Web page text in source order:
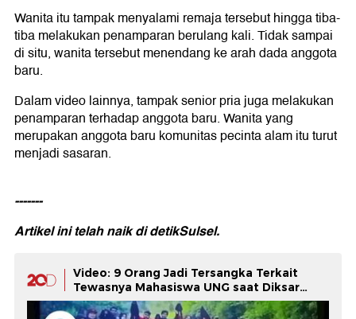
Wanita itu tampak menyalami remaja tersebut hingga tiba-
tiba melakukan penamparan berulang kali. Tidak sampai
di situ, wanita tersebut menendang ke arah dada anggota
baru.
Dalam video lainnya, tampak senior pria juga melakukan
penamparan terhadap anggota baru. Wanita yang
merupakan anggota baru komunitas pecinta alam itu turut
menjadi sasaran.
-------
Artikel ini telah naik didetikSulsel.
Video: 9 Orang Jadi Tersangka Terkait
Tewasnya Mahasiswa UNG saat Diksar
Mapala